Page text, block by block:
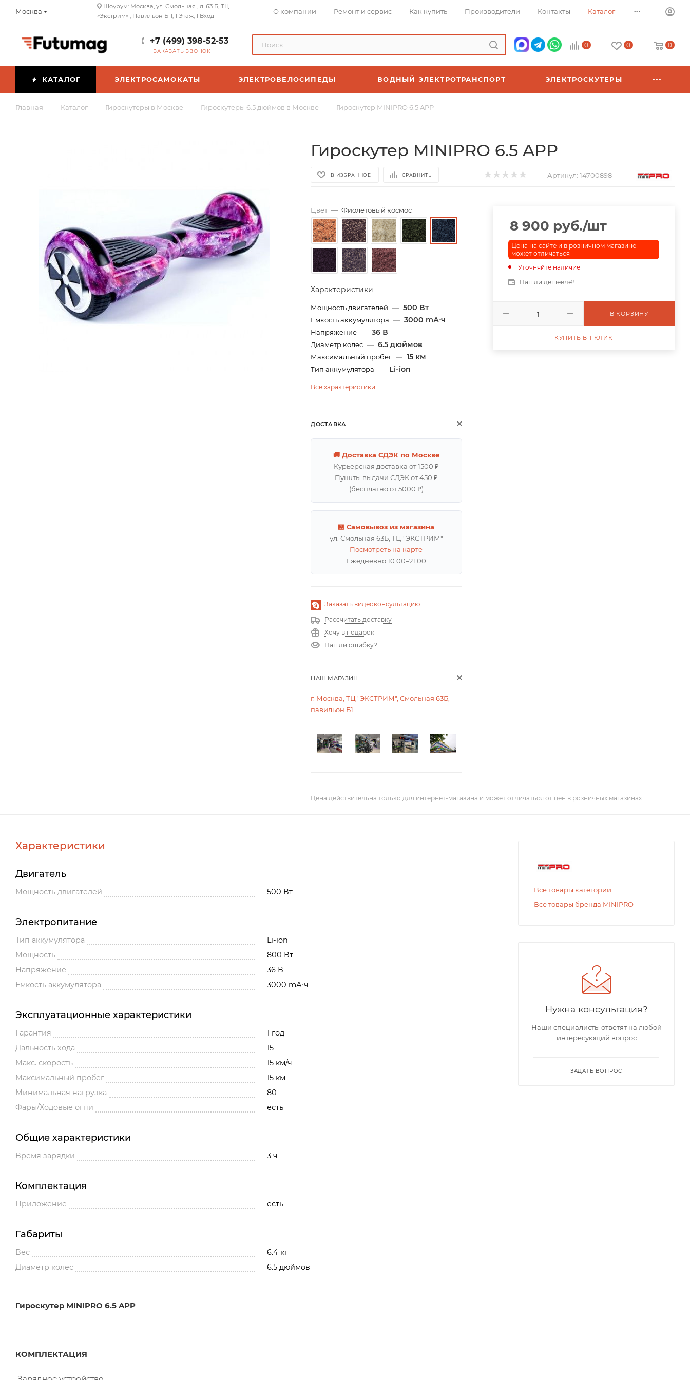
Москва
Шоурум: Москва, ул. Смольная , д. 63 Б, ТЦ
«Экстрим» , Павильон Б-1, 1 Этаж, 1 Вход
О компании Ремонт и сервис Как купить Производители Контакты Каталог ...
+7 (499) 398-52-53
ЗАКАЗАТЬ ЗВОНОК
0 0 0
КАТАЛОГ ЭЛЕКТРОСАМОКАТЫ ЭЛЕКТРОВЕЛОСИПЕДЫ ВОДНЫЙ ЭЛЕКТРОТРАНСПОРТ ЭЛЕКТРОСКУТЕРЫ
Главная — Каталог — Гироскутеры в Москве — Гироскутеры 6.5 дюймов в Москве — Гироскутер MINIPRO 6.5 APP
Гироскутер MINIPRO 6.5 APP
В ИЗБРАННОЕ СРАВНИТЬ Артикул: 14700898
Цвет — Фиолетовый космос
Характеристики
Мощность двигателей — 500 Вт
Емкость аккумулятора — 3000 mА⋅ч
Напряжение — 36 В
Диаметр колес — 6.5 дюймов
Максимальный пробег — 15 км
Тип аккумулятора — Li-ion
Все характеристики
ДОСТАВКА
🚚 Доставка СДЭК по Москве
Курьерская доставка от 1500 ₽
Пункты выдачи СДЭК от 450 ₽
(бесплатно от 5000 ₽)
🏪 Самовывоз из магазина
ул. Смольная 63Б, ТЦ "ЭКСТРИМ"
Посмотреть на карте
Ежедневно 10:00–21:00
Заказать видеоконсультацию
Рассчитать доставку
Хочу в подарок
Нашли ошибку?
НАШ МАГАЗИН
г. Москва, ТЦ "ЭКСТРИМ", Смольная 63Б,
павильон Б1
8 900 руб./шт
Цена на сайте и в розничном магазине
может отличаться
Уточняйте наличие
Нашли дешевле?
В КОРЗИНУ
КУПИТЬ В 1 КЛИК
Цена действительна только для интернет-магазина и может отличаться от цен в розничных магазинах
Характеристики
Двигатель
Мощность двигателей 500 Вт
Электропитание
Тип аккумулятора
Li-ion
Мощность
800 Вт
Напряжение
36 В
Емкость аккумулятора
3000 mА⋅ч
Эксплуатационные характеристики
Гарантия
1 год
Дальность хода
15
Макс. скорость
15 км/ч
Максимальный пробег
15 км
Минимальная нагрузка
80
Фары/Ходовые огни
есть
Общие характеристики
Время зарядки 3 ч
Комплектация
Приложение есть
Габариты
Вес
6.4 кг
Диаметр колес
6.5 дюймов
Гироскутер MINIPRO 6.5 APP
КОМПЛЕКТАЦИЯ
Все товары категории
Все товары бренда MINIPRO
Нужна консультация?
Наши специалисты ответят на любой
интересующий вопрос
ЗАДАТЬ ВОПРОС